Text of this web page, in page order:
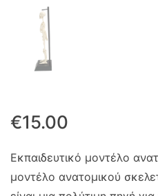
€15.00
Εκπαιδευτικό μοντέλο
μοντέλο ανατομικού